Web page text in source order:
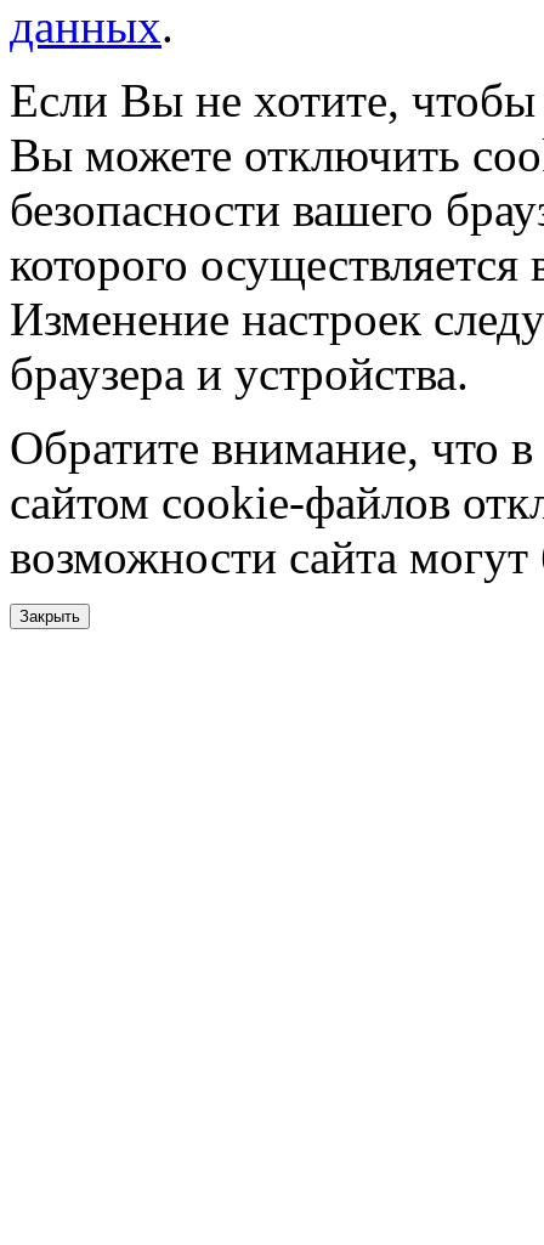
данных.
Если Вы не хотите,
Вы можете отключить
безопасности вашего
которого
Изменение настроек
браузера и устройства.
Обратите внимание, что в
сайтом cookie-файлов
возможности сайта
Закрыть